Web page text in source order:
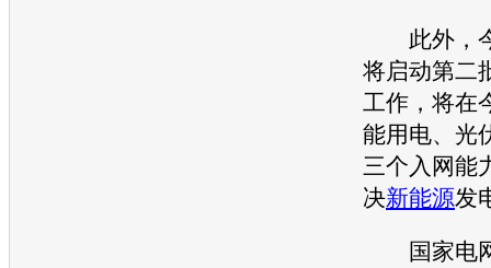
此外，今
将启动第二
工作，将在
能用电、光
三个入网能
决新能源发
国家电网